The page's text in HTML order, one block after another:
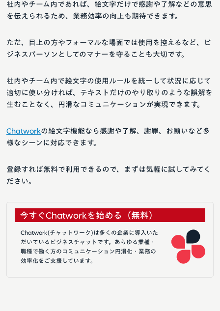
社内やチーム内であれば、絵文字だけで感謝や了解などの意思
を伝えられるため、業務効率の向上も期待できます。
ただ、目上の方やフォーマルな場面では使用を控えるなど、ビ
ジネスパーソンとしてのマナーを守ることも大切です。
社内やチーム内で絵文字の使用ルールを統一して状況に応じて
適切に使い分ければ、テキストだけのやり取りのような誤解を
生むことなく、円滑なコミュニケーションが実現できます。
Chatworkの絵文字機能なら感謝や了解、謝罪、お願いなど多
様なシーンに対応できます。
登録すれば無料で利用できるので、まずは気軽に試してみてく
ださい。
今すぐChatworkを始める（無料）
Chatwork(チャットワーク)は多くの企業に導入いた
だいているビジネスチャットです。あらゆる業種・
職種で働く方のコミュニケーション円滑化・業務の
効率化をご支援しています。